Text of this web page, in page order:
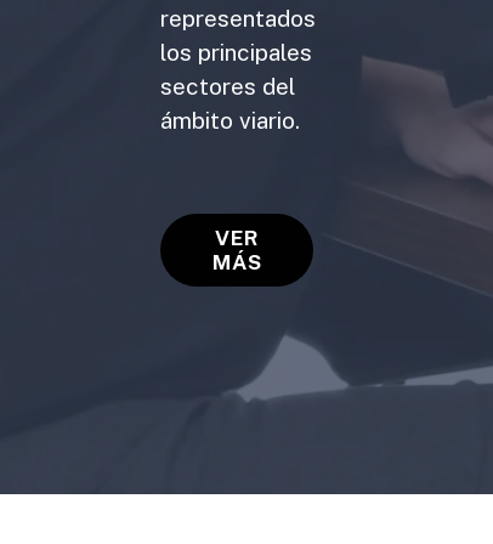
representados
los principales
sectores del
ámbito viario.
VER
MÁS